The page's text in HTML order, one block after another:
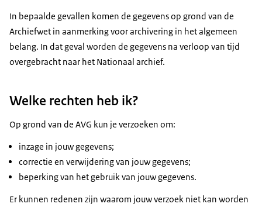
In bepaalde gevallen komen de gegevens op grond van de
Archiefwet in aanmerking voor archivering in het algemeen
belang. In dat geval worden de gegevens na verloop van tijd
overgebracht naar het Nationaal archief.
Welke rechten heb ik?
Op grond van de AVG kun je verzoeken om:
inzage in jouw gegevens;
correctie en verwijdering van jouw gegevens;
beperking van het gebruik van jouw gegevens.
Er kunnen redenen zijn waarom jouw verzoek niet kan worden